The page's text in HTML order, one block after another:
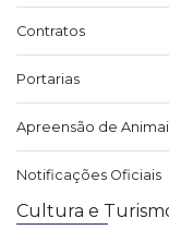
Contratos
Portarias
Apreensão de
Notificações Oficiais
Cultura e